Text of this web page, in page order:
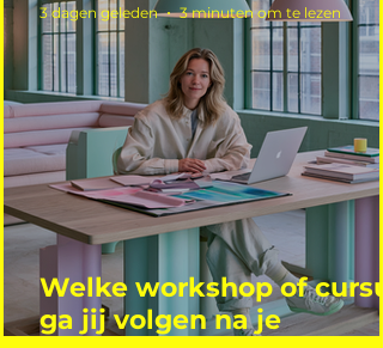
Welke workshop of
ga jij volgen na je
3 dagen geleden 3 minuten om te lezen